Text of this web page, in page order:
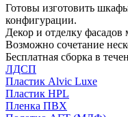
Готовы изготовить
конфигурации.
Декор и отделку
Возможно сочетание
Бесплатная сборка в
ЛДСП
Пластик Alvic Luxe
Пластик HPL
Пленка ПВХ